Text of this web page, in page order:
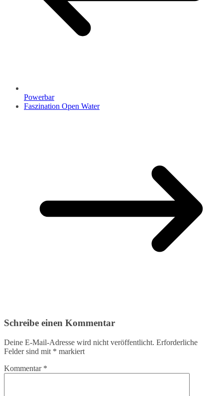
Powerbar
Faszination Open Water
Schreibe einen Kommentar
Deine E-Mail-Adresse wird nicht veröffentlicht. Erforderliche
Felder sind mit * markiert
Kommentar *